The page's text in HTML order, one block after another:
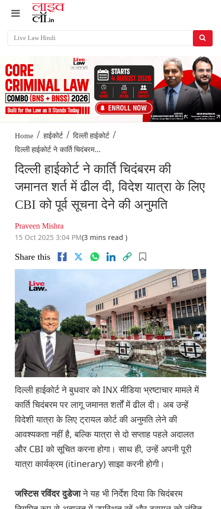
Home / हाईकोर्ट / दिल्ली हाईकोर्ट /
दिल्ली हाईकोर्ट ने कार्ति चिदंबरम...
दिल्ली हाईकोर्ट ने कार्ति चिदंबरम की
जमानत शर्त में ढील दी, विदेश यात्रा के लिए
CBI को पूर्व सूचना देने की अनुमति
Praveen Mishra
15 Oct 2025 3:04 PM(3 mins read )
Share this
दिल्ली हाईकोर्ट ने बुधवार को INX मीडिया भ्रष्टाचार मामले में
कार्ति चिदंबरम पर लागू जमानत शर्तों में ढील दी। अब उन्हें
विदेशी यात्रा के लिए ट्रायल कोर्ट की अनुमति लेने की
आवश्यकता नहीं है, बल्कि यात्रा से दो सप्ताह पहले अदालत
और CBI को सूचित करना होगा। साथ ही, उन्हें अपनी पूरी
यात्रा कार्यक्रम (itinerary) साझा करनी होगी।
जस्टिस रविंदर दुडेजाने यह भी निर्देश दिया कि चिदंबरम